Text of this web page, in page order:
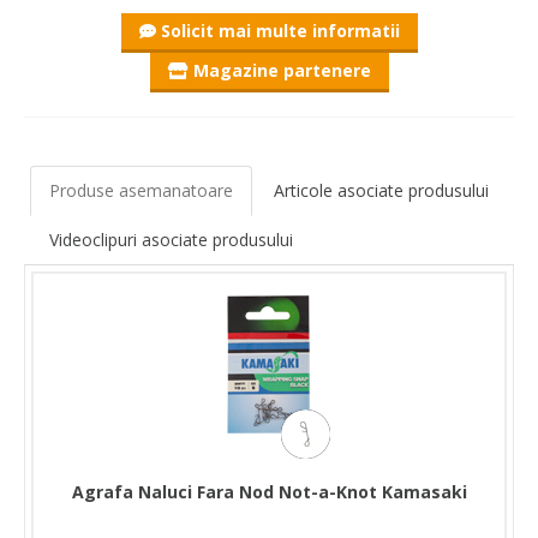
Solicit mai multe informatii
Magazine partenere
Produse asemanatoare Articole asociate produsului
Videoclipuri asociate produsului
Agrafa Naluci Fara Nod Not-a-Knot Kamasaki